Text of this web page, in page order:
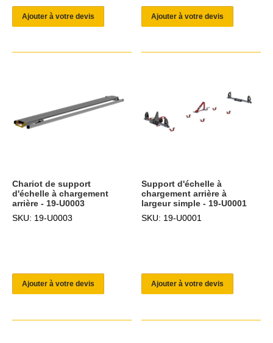
Ajouter à votre devis Ajouter à votre devis
Chariot de support
d'échelle à chargement
arrière - 19-U0003
SKU: 19-U0003
Ajouter à votre devis
Support d'échelle à
chargement arrière à
largeur simple - 19-U0001
SKU: 19-U0001
Ajouter à votre devis